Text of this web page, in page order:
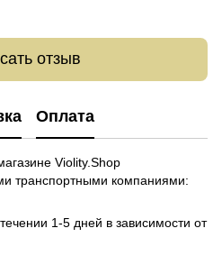
отзыв
Оплата
Violity.Shop
транспортными компаниями:
1-5 дней в зависимости от